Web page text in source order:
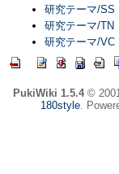
研究テーマ/SS
研究テーマ/TN
研究テーマ/VC
PukiWiki 1.5.4©
180style.